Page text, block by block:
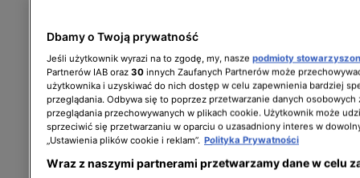
Dbamy o Twoją prywatność
Jeśli użytkownik wyrazi na to zgodę, my, nasze podmioty
Partnerów IAB oraz 30 innych Zaufanych Partnerów może
użytkownika i uzyskiwać do nich dostęp w celu zapewnienia bardziej
przeglądania. Odbywa się to poprzez przetwarzanie danych osobowych
przeglądania przechowywanych w plikach cookie. Użytkownik może
sprzeciwić się przetwarzaniu w oparciu o uzasadniony interes w
„Ustawienia plików cookie i reklam”. Polityka Prywatności
Wraz z naszymi partnerami przetwarzamy dane w celu